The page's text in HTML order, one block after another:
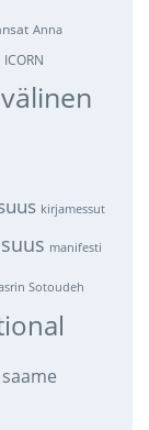
Anna
ICORN
kirjamessut
manifesti
Sotoudeh
saame